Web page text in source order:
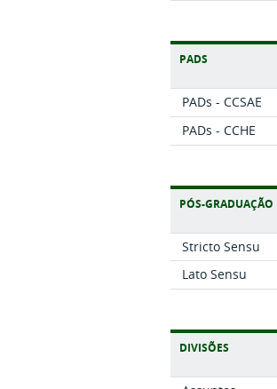
PADS
PADs - CCSAE
PADs - CCHE
PÓS-GRADUAÇÃO
Stricto Sensu
Lato Sensu
DIVISÕES